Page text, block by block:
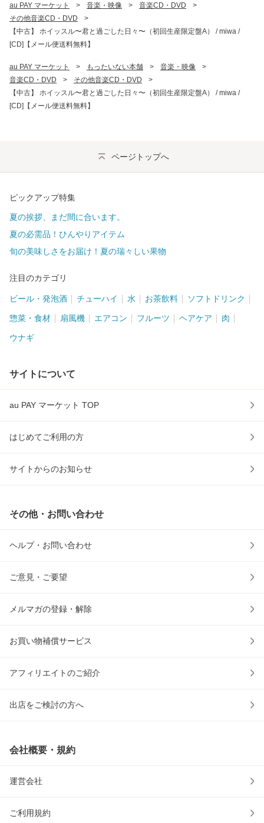
au PAY マーケット > 音楽・映像 > 音楽CD・DVD
>
その他音楽CD・DVD
>
【中古】 ホイッスル〜君と過ごした日々〜（初回生産限定盤A） / miwa /
[CD]【メール便送料無料】
au PAY マーケット > もったいない本舗 > 音楽・映像
>
音楽CD・DVD
> その他音楽CD・DVD
>
【中古】 ホイッスル〜君と過ごした日々〜（初回生産限定盤A） / miwa /
[CD]【メール便送料無料】
ページトップへ
ピックアップ特集
夏の挨拶、まだ間に合います。
夏の必需品！ひんやりアイテム
旬の美味しさをお届け！夏の瑞々しい果物
注目のカテゴリ
ビール・発泡酒 チューハイ 水 お茶飲料 ソフトドリンク
惣菜・食材 扇風機 エアコン フルーツ ヘアケア 肉
ウナギ
サイトについて
au PAY マーケット TOP
はじめてご利用の方
サイトからのお知らせ
その他・お問い合わせ
ヘルプ・お問い合わせ
ご意見・ご要望
メルマガの登録・解除
お買い物補償サービス
アフィリエイトのご紹介
出店をご検討の方へ
会社概要・規約
運営会社
ご利用規約